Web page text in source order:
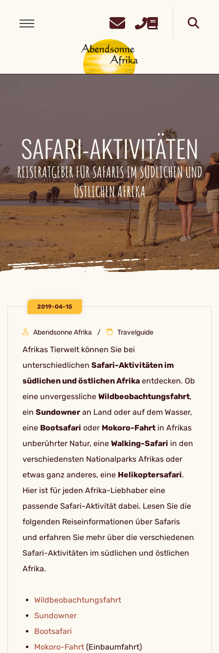
SAFARI-AKTIVITÄTEN
REISERATGEBER FÜR SAFARIS IM SÜDLICHEN UND
ÖSTLICHEN AFRIKA
2019-04-15
Abendsonne Afrika Travelguide
Afrikas Tierwelt können Sie bei
unterschiedlichen Safari-Aktivitäten im
südlichen und östlichen Afrika entdecken. Ob
eine unvergessliche Wildbeobachtungsfahrt,
ein Sundowner an Land oder auf dem Wasser,
eine Bootsafari oder Mokoro-Fahrt in Afrikas
unberührter Natur, eine Walking-Safari in den
verschiedensten Nationalparks Afrikas oder
etwas ganz anderes, eine Helikoptersafari.
Hier ist für jeden Afrika-Liebhaber eine
passende Safari-Aktivität dabei. Lesen Sie die
folgenden Reiseinformationen über Safaris
und erfahren Sie mehr über die verschiedenen
Safari-Aktivitäten im südlichen und östlichen
Afrika.
Wildbeobachtungsfahrt
Sundowner
Bootsafari
Mokoro-Fahrt (Einbaumfahrt)